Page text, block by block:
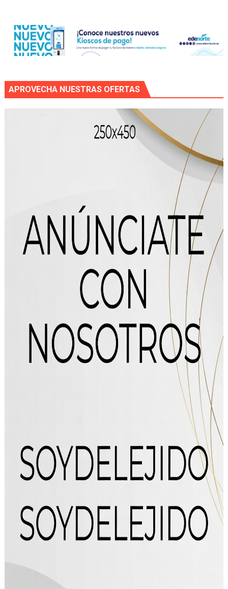
APROVECHA NUESTRAS OFERTAS